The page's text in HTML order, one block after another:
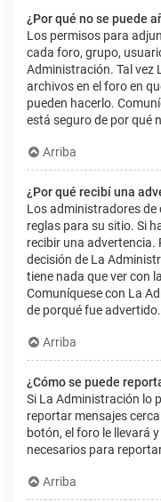
¿Por qué no se puede
Los permisos para
cada foro, grupo,
Administración. Tal vez
archivos en el foro en
pueden hacerlo.
está seguro de por qué
Arriba
¿Por qué recibí una
Los administradores
reglas para su sitio. Si
recibir una advertencia.
decisión de La
tiene nada que ver con
Comuníquese con La
de porqué fue advertido.
Arriba
¿Cómo se puede
Si La Administración lo
reportar mensajes
botón, el foro le llevará
necesarios para
Arriba